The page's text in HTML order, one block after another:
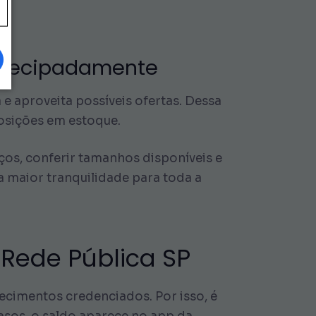
aproveita possíveis ofertas. Dessa
em estoque.
conferir tamanhos disponíveis e
maior tranquilidade para toda a
Pública SP
credenciados. Por isso, é